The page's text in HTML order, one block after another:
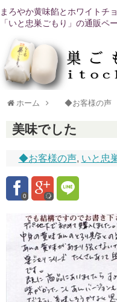
まろやか黄味餡とホワイトチ
「いと忠巣ごもり」の通販ペ
ホーム ◆お客様の声
美味でした
◆お客様の声, いと忠
0